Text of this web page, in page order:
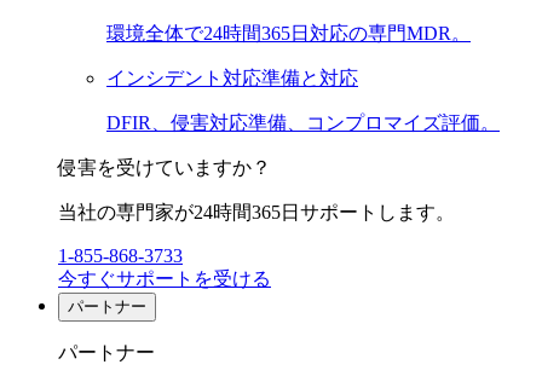
環境全体で24時間365日対応の専門MDR。
インシデント対応準備と対応
DFIR、侵害対応準備、コンプロマイズ評価。
侵害を受けていますか？
当社の専門家が24時間365日サポートします。
1-855-868-3733
今すぐサポートを受ける
パートナー
パートナー